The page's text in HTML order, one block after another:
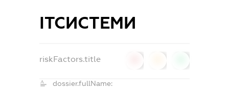
ІТСИСТЕМИ
riskFactors.title
dossier.fullName: